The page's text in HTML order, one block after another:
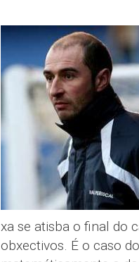
xa se atisba o final do
obxectivos. É o caso